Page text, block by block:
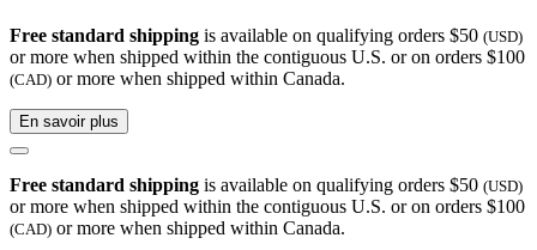
Free standard shipping is available on qualifying orders $50 (USD)
or more when shipped within the contiguous U.S. or on orders $100
(CAD) or more when shipped within Canada.
En savoir plus
Free standard shipping is available on qualifying orders $50 (USD)
or more when shipped within the contiguous U.S. or on orders $100
(CAD) or more when shipped within Canada.